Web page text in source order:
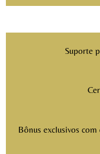
Suporte
Bônus exclusivos